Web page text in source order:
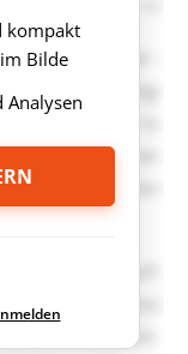
kompakt
Bilde